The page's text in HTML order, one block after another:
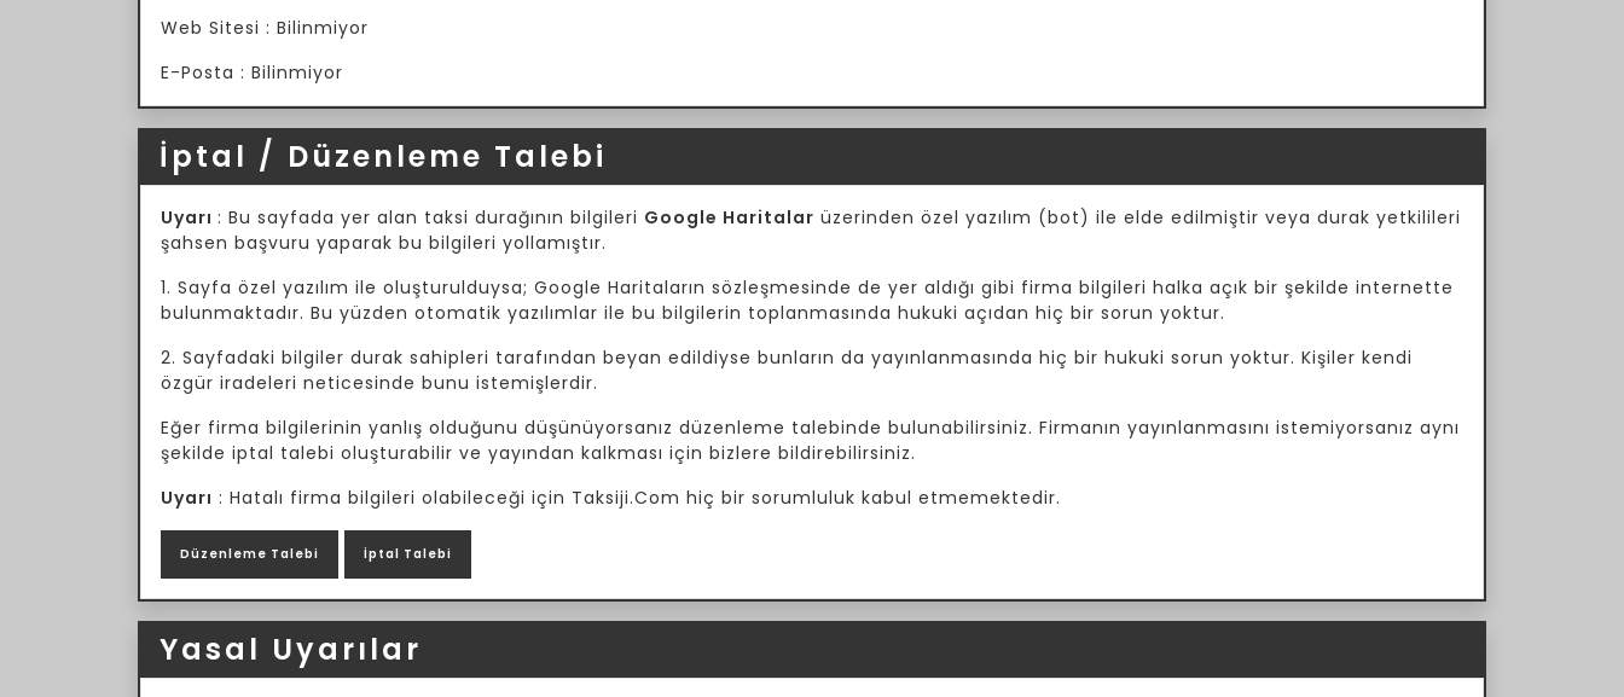
Web Sitesi : Bilinmiyor
E-Posta : Bilinmiyor
İptal / Düzenleme Talebi
Uyarı : Bu sayfada yer alan taksi durağının bilgileri Google Haritalar üzerinden özel yazılım (bot) ile elde edilmiştir veya durak yetkilileri
şahsen başvuru yaparak bu bilgileri yollamıştır.
1. Sayfa özel yazılım ile oluşturulduysa; Google Haritaların sözleşmesinde de yer aldığı gibi firma bilgileri halka açık bir şekilde internette
bulunmaktadır. Bu yüzden otomatik yazılımlar ile bu bilgilerin toplanmasında hukuki açıdan hiç bir sorun yoktur.
2. Sayfadaki bilgiler durak sahipleri tarafından beyan edildiyse bunların da yayınlanmasında hiç bir hukuki sorun yoktur. Kişiler kendi
özgür iradeleri neticesinde bunu istemişlerdir.
Eğer firma bilgilerinin yanlış olduğunu düşünüyorsanız düzenleme talebinde bulunabilirsiniz. Firmanın yayınlanmasını istemiyorsanız aynı
şekilde iptal talebi oluşturabilir ve yayından kalkması için bizlere bildirebilirsiniz.
Uyarı : Hatalı firma bilgileri olabileceği için Taksiji.Com hiç bir sorumluluk kabul etmemektedir.
Düzenleme Talebi İptal Talebi
Yasal Uyarılar